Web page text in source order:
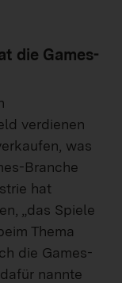
die Games-
verdienen
was
Branche
hat
„das Spiele
Thema
die Games-
nannte